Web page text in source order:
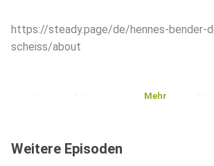
https://steady.page/de/hennes-bender-
scheiss/about
Um Friedrich Merz und seine verquere
WARUM er so
Mehr
Weitere Episoden